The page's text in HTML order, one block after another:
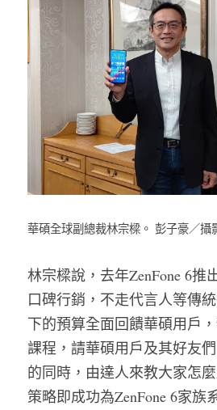
華碩全球副總裁林宗樑。 彭子豪／攝
林宗樑說，去年ZenFone 6推
口碑行銷，不走代言人等傳
下的預算全面回饋華碩用戶
課程，請華碩用戶及其好友
的同時，由達人來教大家怎
策略即成功為ZenFone 6家族